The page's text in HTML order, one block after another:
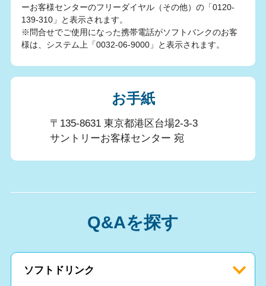
ーお客様センターのフリーダイヤル（その他）の「0120-
139-310」と表示されます。
※問合せでご使用になった携帯電話がソフトバンクのお客
様は、システム上「0032-06-9000」と表示されます。
お手紙
〒135-8631 東京都港区台場2-3-3
サントリーお客様センター 宛
Q&Aを探す
ソフトドリンク